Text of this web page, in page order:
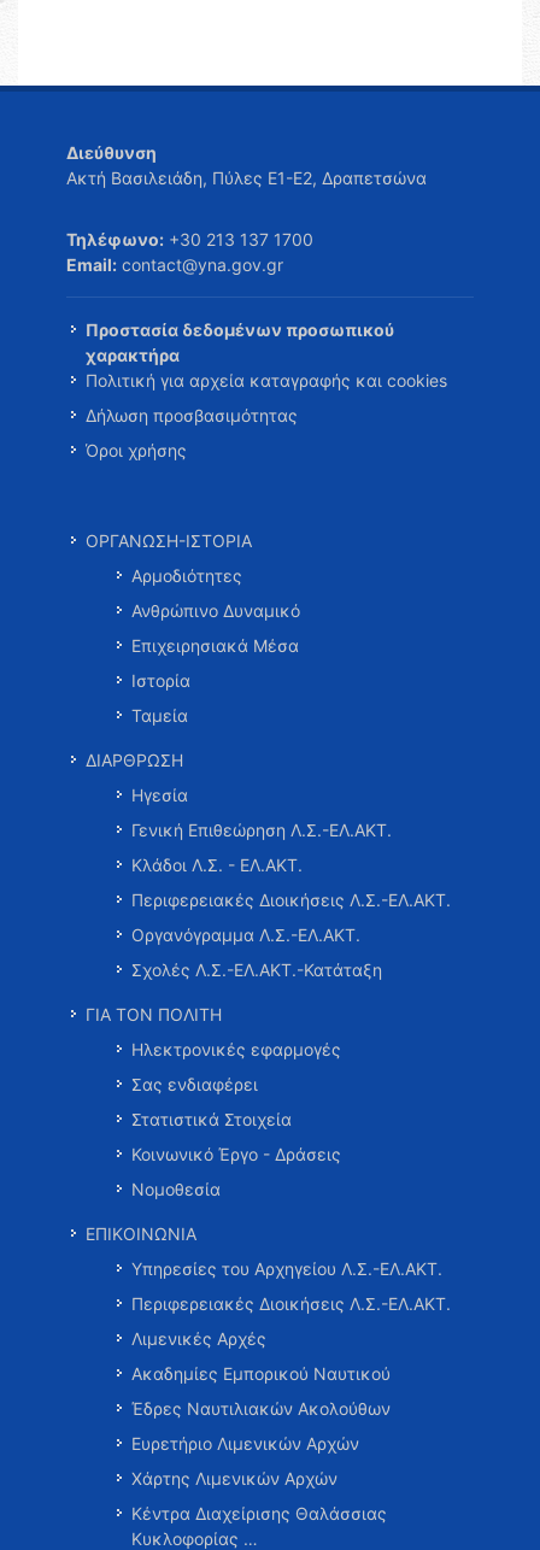
Διεύθυνση
Ακτή Βασιλειάδη, Πύλες Ε1-Ε2, Δραπετσώνα
Τηλέφωνο: +30 213 137 1700
Email: contact@yna.gov.gr
Προστασία δεδομένων προσωπικού
χαρακτήρα
Πολιτική για αρχεία καταγραφής και cookies
Δήλωση προσβασιμότητας
Όροι χρήσης
ΟΡΓΑΝΩΣΗ-ΙΣΤΟΡΙΑ
Αρμοδιότητες
Ανθρώπινο Δυναμικό
Επιχειρησιακά Μέσα
Ιστορία
Ταμεία
ΔΙΑΡΘΡΩΣΗ
Ηγεσία
Γενική Επιθεώρηση Λ.Σ.-ΕΛ.ΑΚΤ.
Κλάδοι Λ.Σ. - ΕΛ.ΑΚΤ.
Περιφερειακές Διοικήσεις Λ.Σ.-ΕΛ.ΑΚΤ.
Οργανόγραμμα Λ.Σ.-ΕΛ.ΑΚΤ.
Σχολές Λ.Σ.-ΕΛ.ΑΚΤ.-Κατάταξη
ΓΙΑ ΤΟΝ ΠΟΛΙΤΗ
Ηλεκτρονικές εφαρμογές
Σας ενδιαφέρει
Στατιστικά Στοιχεία
Κοινωνικό Έργο - Δράσεις
Νομοθεσία
ΕΠΙΚΟΙΝΩΝΙΑ
Υπηρεσίες του Αρχηγείου Λ.Σ.-ΕΛ.ΑΚΤ.
Περιφερειακές Διοικήσεις Λ.Σ.-ΕΛ.ΑΚΤ.
Λιμενικές Αρχές
Ακαδημίες Εμπορικού Ναυτικού
Έδρες Ναυτιλιακών Ακολούθων
Ευρετήριο Λιμενικών Αρχών
Χάρτης Λιμενικών Αρχών
Κέντρα Διαχείρισης Θαλάσσιας
Κυκλοφορίας …